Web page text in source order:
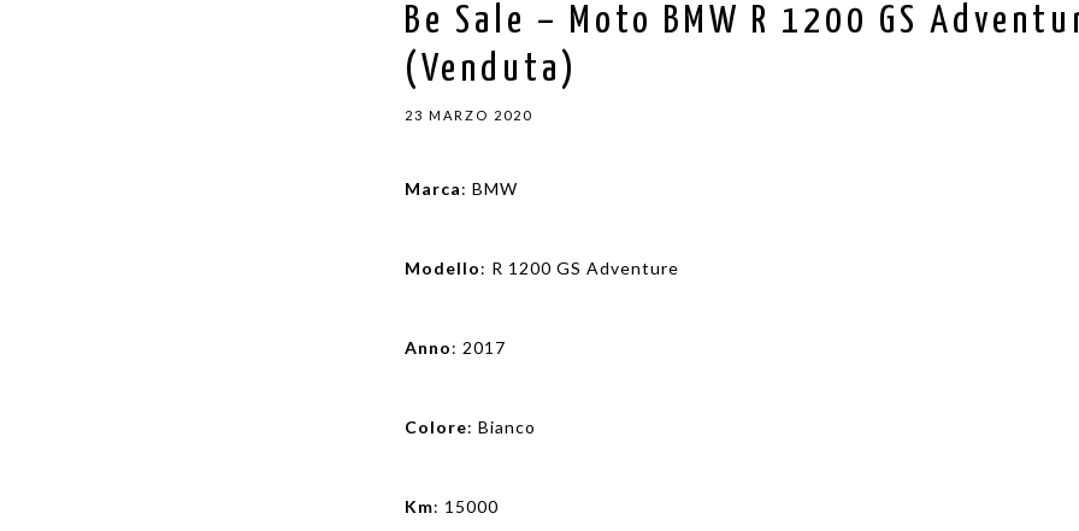
Be Sale – Moto BMW R 1200 GS
(Venduta)
23 MARZO 2020
Marca: BMW
Modello: R 1200 GS Adventure
Anno: 2017
Colore: Bianco
Km: 15000